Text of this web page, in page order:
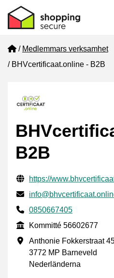
Home
Medlemmars verksamhet
BHVcertificaat.online - B2B
B2B
Verifierade kontaktuppgifter
Website URL
https://
E-post
Phone number
0850667405
Kommitté
Kommitté 56602677
Företagsadress
Anthonie Fokkerstraat
3772 MP Barneveld
Nederländerna